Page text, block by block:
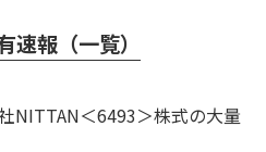
速報（一覧）
NITTAN＜6493＞株式の大量